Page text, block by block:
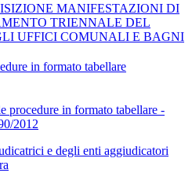
MANIFESTAZIONI DI
TRIENNALE DEL
UFFICI COMUNALI E BAGNI
in formato tabellare
procedure in formato tabellare -
2012
e degli enti aggiudicatori